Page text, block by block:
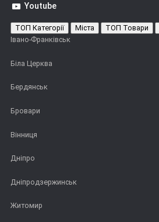
Youtube
ТОП Категорії Міста ТОП Товари
Івано-Франківськ
Біла Церква
Бердянськ
Бровари
Вінниця
Дніпро
Дніпродзержинськ
Житомир